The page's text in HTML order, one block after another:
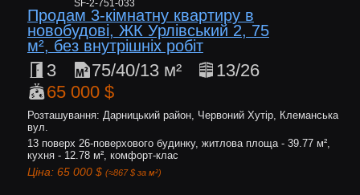
SF-2-751-033
Продам 3-кімнатну квартиру в
новобудові, ЖК Урлівський 2, 75
м², без внутрішніх робіт
3 75/40/13 м²
13/26
65 000 $
Розташування: Дарницький район, Червоний Хутір, Клеманська
вул.
13 поверх 26-поверхового будинку, житлова площа - 39.77 м²,
кухня - 12.78 м², комфорт-клас
Ціна: 65 000 $ (≈867 $ за м²)